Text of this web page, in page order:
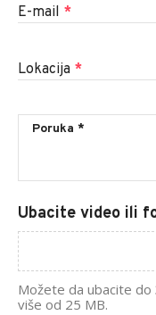
E-mail *
Lokacija *
Ubacite video ili
Možete da ubacite
više od 25 MB.